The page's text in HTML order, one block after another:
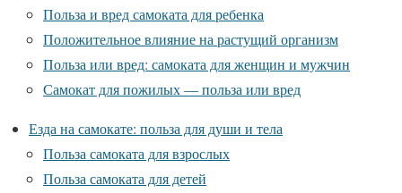
Польза и вред самоката для ребенка
Положительное влияние на растущий организм
Польза или вред: самоката для женщин и мужчин
Самокат для пожилых — польза или вред
Езда на самокате: польза для души и тела
Польза самоката для взрослых
Польза самоката для детей